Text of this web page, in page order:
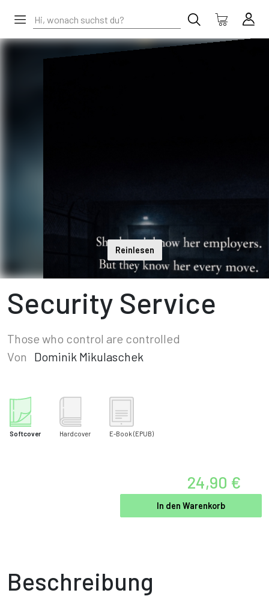
Reinlesen
Security Service
Those who control are controlled
Von
Dominik Mikulaschek
Softcover Hardcover E-Book (EPUB)
24,90 €
In den Warenkorb
Beschreibung